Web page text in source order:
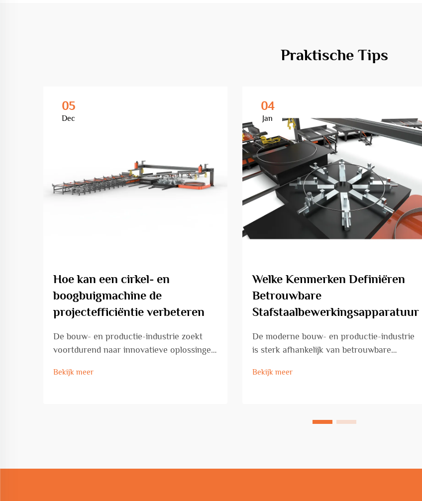
Praktische Tips
05
Dec
Hoe kan een cirkel- en
boogbuigmachine de
projectefficiëntie verbeteren
De bouw- en productie-industrie zoekt
voortdurend naar innovatieve oplossingen
tegelijkertijd precisie en kwaliteitsnormen
Bekijk meer
04
Jan
Welke Kenmerken Definiëren
Betrouwbare
Stafstaalbewerkingsapparatuur
De moderne bouw- en productie-industrie
is sterk afhankelijk van betrouwbare
efficiëntie, precisie en veiligheidsnormen
Bekijk meer